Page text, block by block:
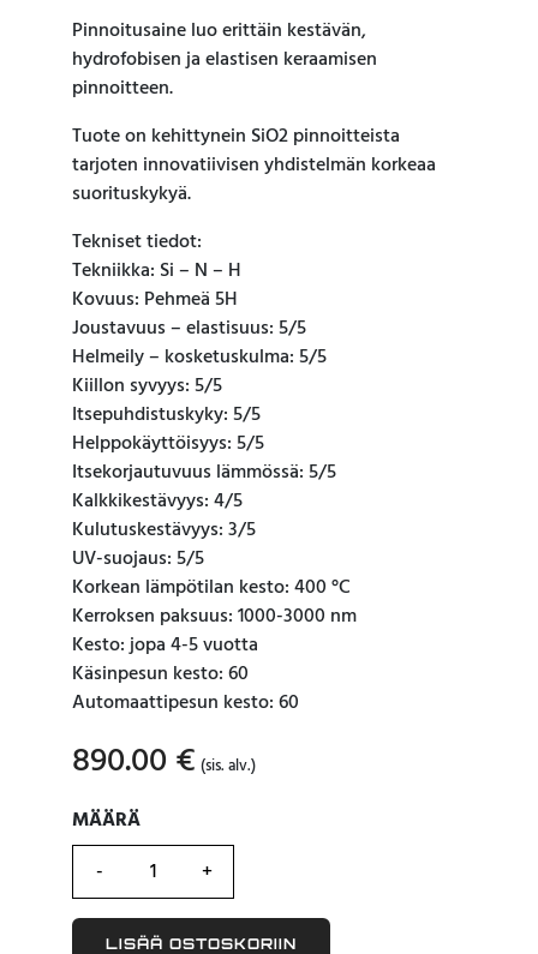
Pinnoitusaine luo erittäin kestävän,
hydrofobisen ja elastisen keraamisen
pinnoitteen.
Tuote on kehittynein SiO2 pinnoitteista
tarjoten innovatiivisen yhdistelmän korkeaa
suorituskykyä.
Tekniset tiedot:
Tekniikka: Si – N – H
Kovuus: Pehmeä 5H
Joustavuus – elastisuus: 5/5
Helmeily – kosketuskulma: 5/5
Kiillon syvyys: 5/5
Itsepuhdistuskyky: 5/5
Helppokäyttöisyys: 5/5
Itsekorjautuvuus lämmössä: 5/5
Kalkkikestävyys: 4/5
Kulutuskestävyys: 3/5
UV-suojaus: 5/5
Korkean lämpötilan kesto: 400 °C
Kerroksen paksuus: 1000-3000 nm
Kesto: jopa 4-5 vuotta
Käsinpesun kesto: 60
Automaattipesun kesto: 60
890.00 € (sis. alv.)
MÄÄRÄ
MÄÄRÄ
LISÄÄ OSTOSKORIIN